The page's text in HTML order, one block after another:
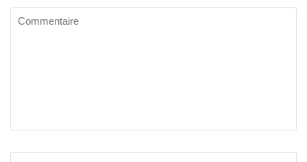
Commentaire